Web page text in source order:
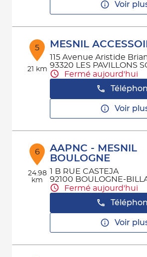
Voir
5
21 km
MESNIL
115 Avenue Aristide
93320 LES PAVILLONS
Fermé aujourd'hui
Voir
6
24.98
km
AAPNC - MESNIL
BOULOGNE
1 B RUE CASTEJA
92100 BOULOGNE-
Fermé aujourd'hui
Voir